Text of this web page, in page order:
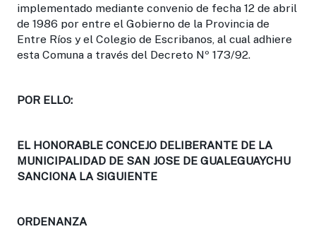
implementado mediante convenio de fecha 12 de abril
de 1986 por entre el Gobierno de la Provincia de
Entre Ríos y el Colegio de Escribanos, al cual adhiere
esta Comuna a través del Decreto Nº 173/92.
POR ELLO:
EL HONORABLE CONCEJO DELIBERANTE DE LA
MUNICIPALIDAD DE SAN JOSE DE GUALEGUAYCHU
SANCIONA LA SIGUIENTE
ORDENANZA